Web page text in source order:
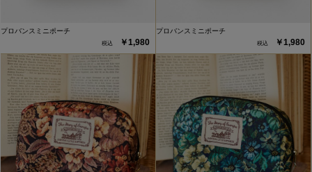
プロバンスミニポーチ
￥1,980
プロバンスミニポーチ
￥1,980